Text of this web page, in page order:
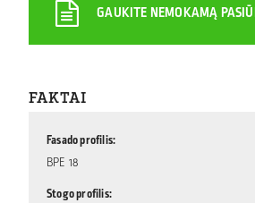
GAUKITE NEMOKAMĄ
FAKTAI
Fasado profilis
BPE 18
Stogo profilis